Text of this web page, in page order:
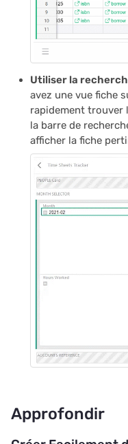
Utiliser la
avez une vue fiche
rapidement trouver
la barre de
afficher la fiche
Approfondir